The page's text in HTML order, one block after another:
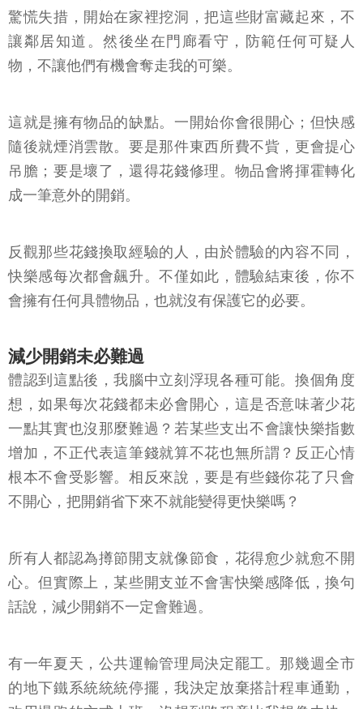
驚慌失措，開始在家裡挖洞，把這些財富藏起來，不
讓鄰居知道。然後坐在門廊看守，防範任何可疑人
物，不讓他們有機會奪走我的可樂。
這就是擁有物品的缺點。一開始你會很開心；但快感
隨後就煙消雲散。要是那件東西所費不貲，更會提心
吊膽；要是壞了，還得花錢修理。物品會將揮霍轉化
成一筆意外的開銷。
反觀那些花錢換取經驗的人，由於體驗的內容不同，
快樂感每次都會飆升。不僅如此，體驗結束後，你不
會擁有任何具體物品，也就沒有保護它的必要。
減少開銷未必難過
體認到這點後，我腦中立刻浮現各種可能。換個角度
想，如果每次花錢都未必會開心，這是否意味著少花
一點其實也沒那麼難過？若某些支出不會讓快樂指數
增加，不正代表這筆錢就算不花也無所謂？反正心情
根本不會受影響。相反來說，要是有些錢你花了只會
不開心，把開銷省下來不就能變得更快樂嗎？
所有人都認為撙節開支就像節食，花得愈少就愈不開
心。但實際上，某些開支並不會害快樂感降低，換句
話說，減少開銷不一定會難過。
有一年夏天，公共運輸管理局決定罷工。那幾週全市
的地下鐵系統統統停擺，我決定放棄搭計程車通勤，